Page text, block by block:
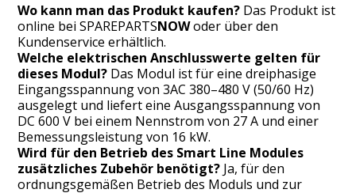
Wo kann man das Produkt kaufen? Das Produkt ist
online beiSPAREPARTSNOWoder über den
Kundenservice erhältlich.
Welche elektrischen Anschlusswerte gelten für
dieses Modul? Das Modul ist für eine dreiphasige
Eingangsspannung von 3AC 380–480 V (50/60 Hz)
ausgelegt und liefert eine Ausgangsspannung von
DC 600 V bei einem Nennstrom von 27 A und einer
Bemessungsleistung von 16 kW.
Wird für den Betrieb des Smart Line Modules
zusätzliches Zubehör benötigt? Ja, für den
ordnungsgemäßen Betrieb des Moduls und zur